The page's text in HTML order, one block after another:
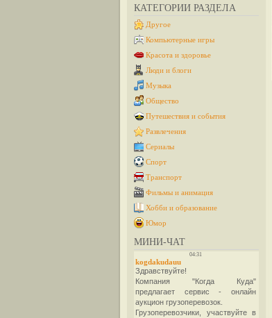
КАТЕГОРИИ РАЗДЕЛА
Другое
Компьютерные игры
Красота и здоровье
Люди и блоги
Музыка
Общество
Путешествия и события
Развлечения
Сериалы
Спорт
Транспорт
Фильмы и анимация
Хобби и образование
Юмор
МИНИ-ЧАТ